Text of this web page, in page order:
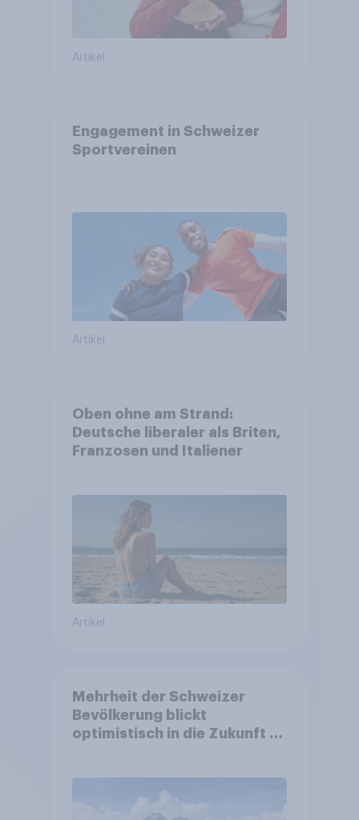
Artikel
Engagement in Schweizer
Sportvereinen
Artikel
Oben ohne am Strand:
Deutsche liberaler als Briten,
Franzosen und Italiener
Artikel
Mehrheit der Schweizer
Bevölkerung blickt
optimistisch in die Zukunft –
Altersvorsorge